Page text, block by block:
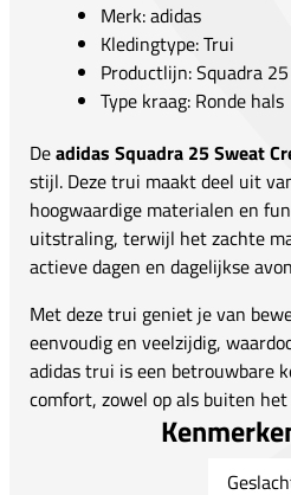
Merk: adidas
Kledingtype: Trui
Productlijn: Squadra 25
Type kraag: Ronde hals
Deadidas Squadra 25 Sweat
stijl. Deze trui maakt deel uit
hoogwaardige materialen en
uitstraling, terwijl het zachte
actieve dagen en dagelijkse
Met deze trui geniet je van
eenvoudig en veelzijdig,
adidas trui is een betrouwbare
comfort, zowel op als buiten het